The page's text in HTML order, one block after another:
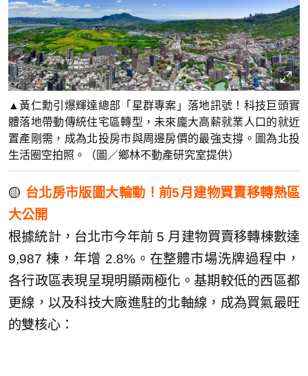
▲黃仁勳引爆輝達總部「星群專案」落地訊號！科技巨頭實
體落地帶動傳統住宅區轉型，未來龐大高薪就業人口的就近
置產剛需，成為北投房市與周邊房價的最強支撐。圖為北投
生活圈空拍照。（圖／鄉林不動產研究室提供）
🟡 台北房市版圖大輪動！前5月建物買賣移轉熱區
大公開
根據統計，台北市今年前 5 月建物買賣移轉棟數達
9,987 棟，年增 2.8%。在整體市場洗牌過程中，
各行政區表現呈現明顯兩極化。基期較低的西區都
更線，以及科技大廠進駐的北軸線，成為買氣最旺
的雙核心：